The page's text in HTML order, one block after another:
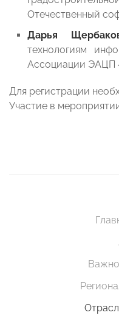
Отечественный
Дарья
технологиям
Ассоциации ЭАЦП
Для регистрации
Участие в